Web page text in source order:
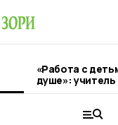
«Работа с
душе»:
Петровского